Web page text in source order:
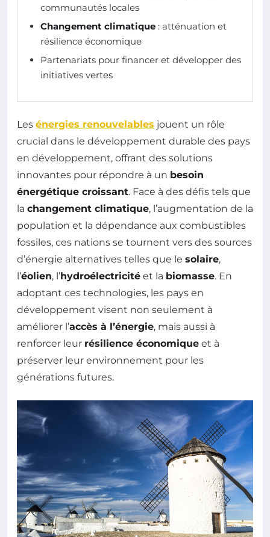
communautés locales
Changement climatique : atténuation et
résilience économique
Partenariats pour financer et développer des
initiatives vertes
Les énergies renouvelables jouent un rôle
crucial dans le développement durable des pays
en développement, offrant des solutions
innovantes pour répondre à un besoin
énergétique croissant. Face à des défis tels que
la changement climatique, l’augmentation de la
population et la dépendance aux combustibles
fossiles, ces nations se tournent vers des sources
d’énergie alternatives telles que le solaire,
l’éolien, l’hydroélectricité et la biomasse. En
adoptant ces technologies, les pays en
développement visent non seulement à
améliorer l’accès à l’énergie, mais aussi à
renforcer leur résilience économique et à
préserver leur environnement pour les
générations futures.